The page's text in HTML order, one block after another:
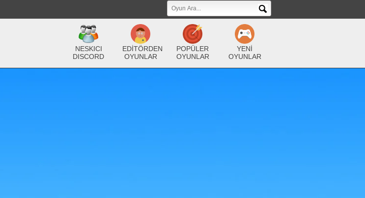
YENİ
OYUNLAR
POPÜLER
OYUNLAR
EDİTÖRDEN
OYUNLAR
NESKICI
DISCORD